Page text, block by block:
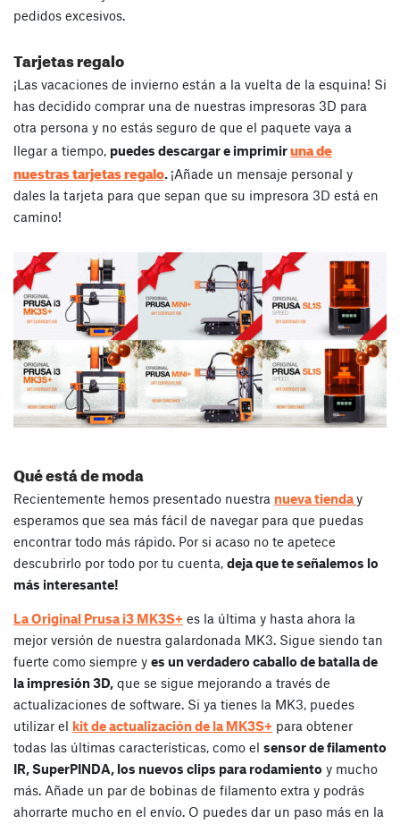
pedidos excesivos.
Tarjetas regalo
¡Las vacaciones de invierno están a la vuelta de la esquina! Si
has decidido comprar una de nuestras impresoras 3D para
otra persona y no estás seguro de que el paquete vaya a
llegar a tiempo, puedes descargar e imprimiruna de
nuestras tarjetas regalo. ¡Añade un mensaje personal y
dales la tarjeta para que sepan que su impresora 3D está en
camino!
Qué está de moda
Recientemente hemos presentado nuestra nueva tienday
esperamos que sea más fácil de navegar para que puedas
encontrar todo más rápido. Por si acaso no te apetece
descubrirlo por todo por tu cuenta, deja que te señalemos lo
más interesante!
La Original Prusa i3 MK3S+ es la última y hasta ahora la
mejor versión de nuestra galardonada MK3. Sigue siendo tan
fuerte como siempre y es un verdadero caballo de batalla de
la impresión 3D, que se sigue mejorando a través de
actualizaciones de software. Si ya tienes la MK3, puedes
utilizar el kit de actualización de la MK3S+ para obtener
todas las últimas características, como el sensor de filamento
IR, SuperPINDA, los nuevos clips para rodamiento y mucho
más. Añade un par de bobinas de filamento extra y podrás
ahorrarte mucho en el envío. O puedes dar un paso más en la